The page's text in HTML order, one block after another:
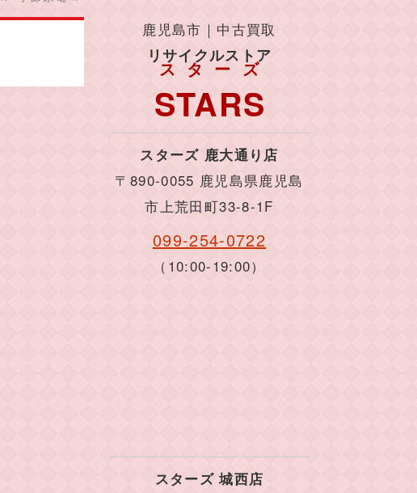
鹿児島市｜中古買取
リサイクルストア
STARS
スターズ
スターズ 鹿大通り店
〒890-0055 鹿児島県鹿児島
市上荒田町33-8-1F
099-254-0722
（10:00-19:00）
スターズ 城西店